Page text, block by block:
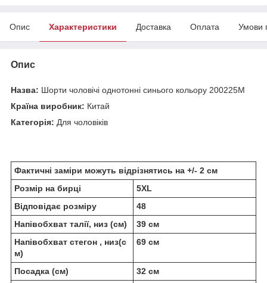
Опис Характеристики Доставка Оплата Умови
Опис
Назва: Шорти чоловічі однотонні синього кольору 200225M
Країна виробник: Китай
Категорія: Для чоловіків
Фактичні заміри можуть відрізнятись на +/- 2 см
Розмір на бирці
5XL
Відповідає розміру
48
Напівобхват талії, низ (см)
39 см
Напівобхват стегон , низ(с
м)
69 см
Посадка (см)
32 см